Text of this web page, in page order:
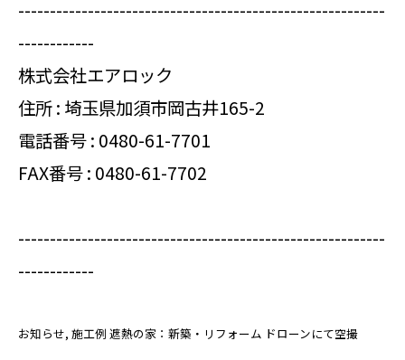
----------------------------------------------------------
------------
株式会社エアロック
住所 : 埼玉県加須市岡古井165-2
電話番号 : 0480-61-7701
FAX番号 : 0480-61-7702
----------------------------------------------------------
------------
お知らせ 施工例 遮熱の家：新築・リフォーム ドローンにて空撮